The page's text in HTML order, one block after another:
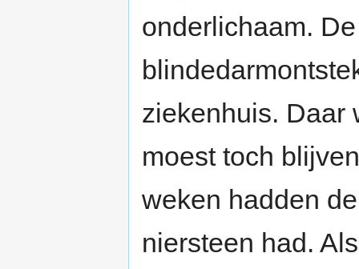
onderlichaam.
ziekenhuis. Daar
moest toch
weken hadden
niersteen had.